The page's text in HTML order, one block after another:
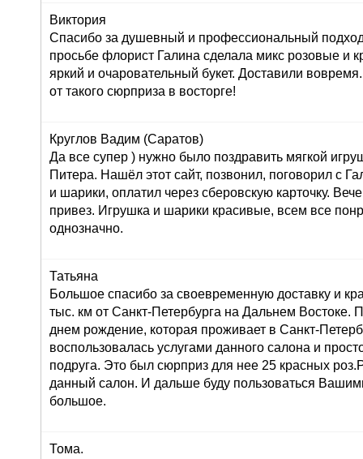
Виктория
Спасибо за душевный и профессиональный
просьбе флорист Галина сделала микс розовые и
яркий и очаровательный букет. Доставили
от такого сюрприза в восторге!
Круглов Вадим (Саратов)
Да все супер ) нужно было поздравить мягкой
Питера. Нашёл этот сайт, позвонил, поговорил с
и шарики, оплатил через сберовскую карточку.
привез. Игрушка и шарики красивые, всем все
однозначно.
Татьяна
Большое спасибо за своевременную доставку и
тыс. км от Санкт-Петербурга на Дальнем Востоке.
днем рождение, которая проживает в Санкт-
воспользовалась услугами данного салона и
подруга. Это был сюрприз для нее 25 красных
данный салон. И дальше буду пользоваться
большое.
Тома.